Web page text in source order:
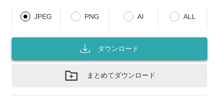
JPEG PNG AI ALL
ダウンロード
まとめてダウンロード